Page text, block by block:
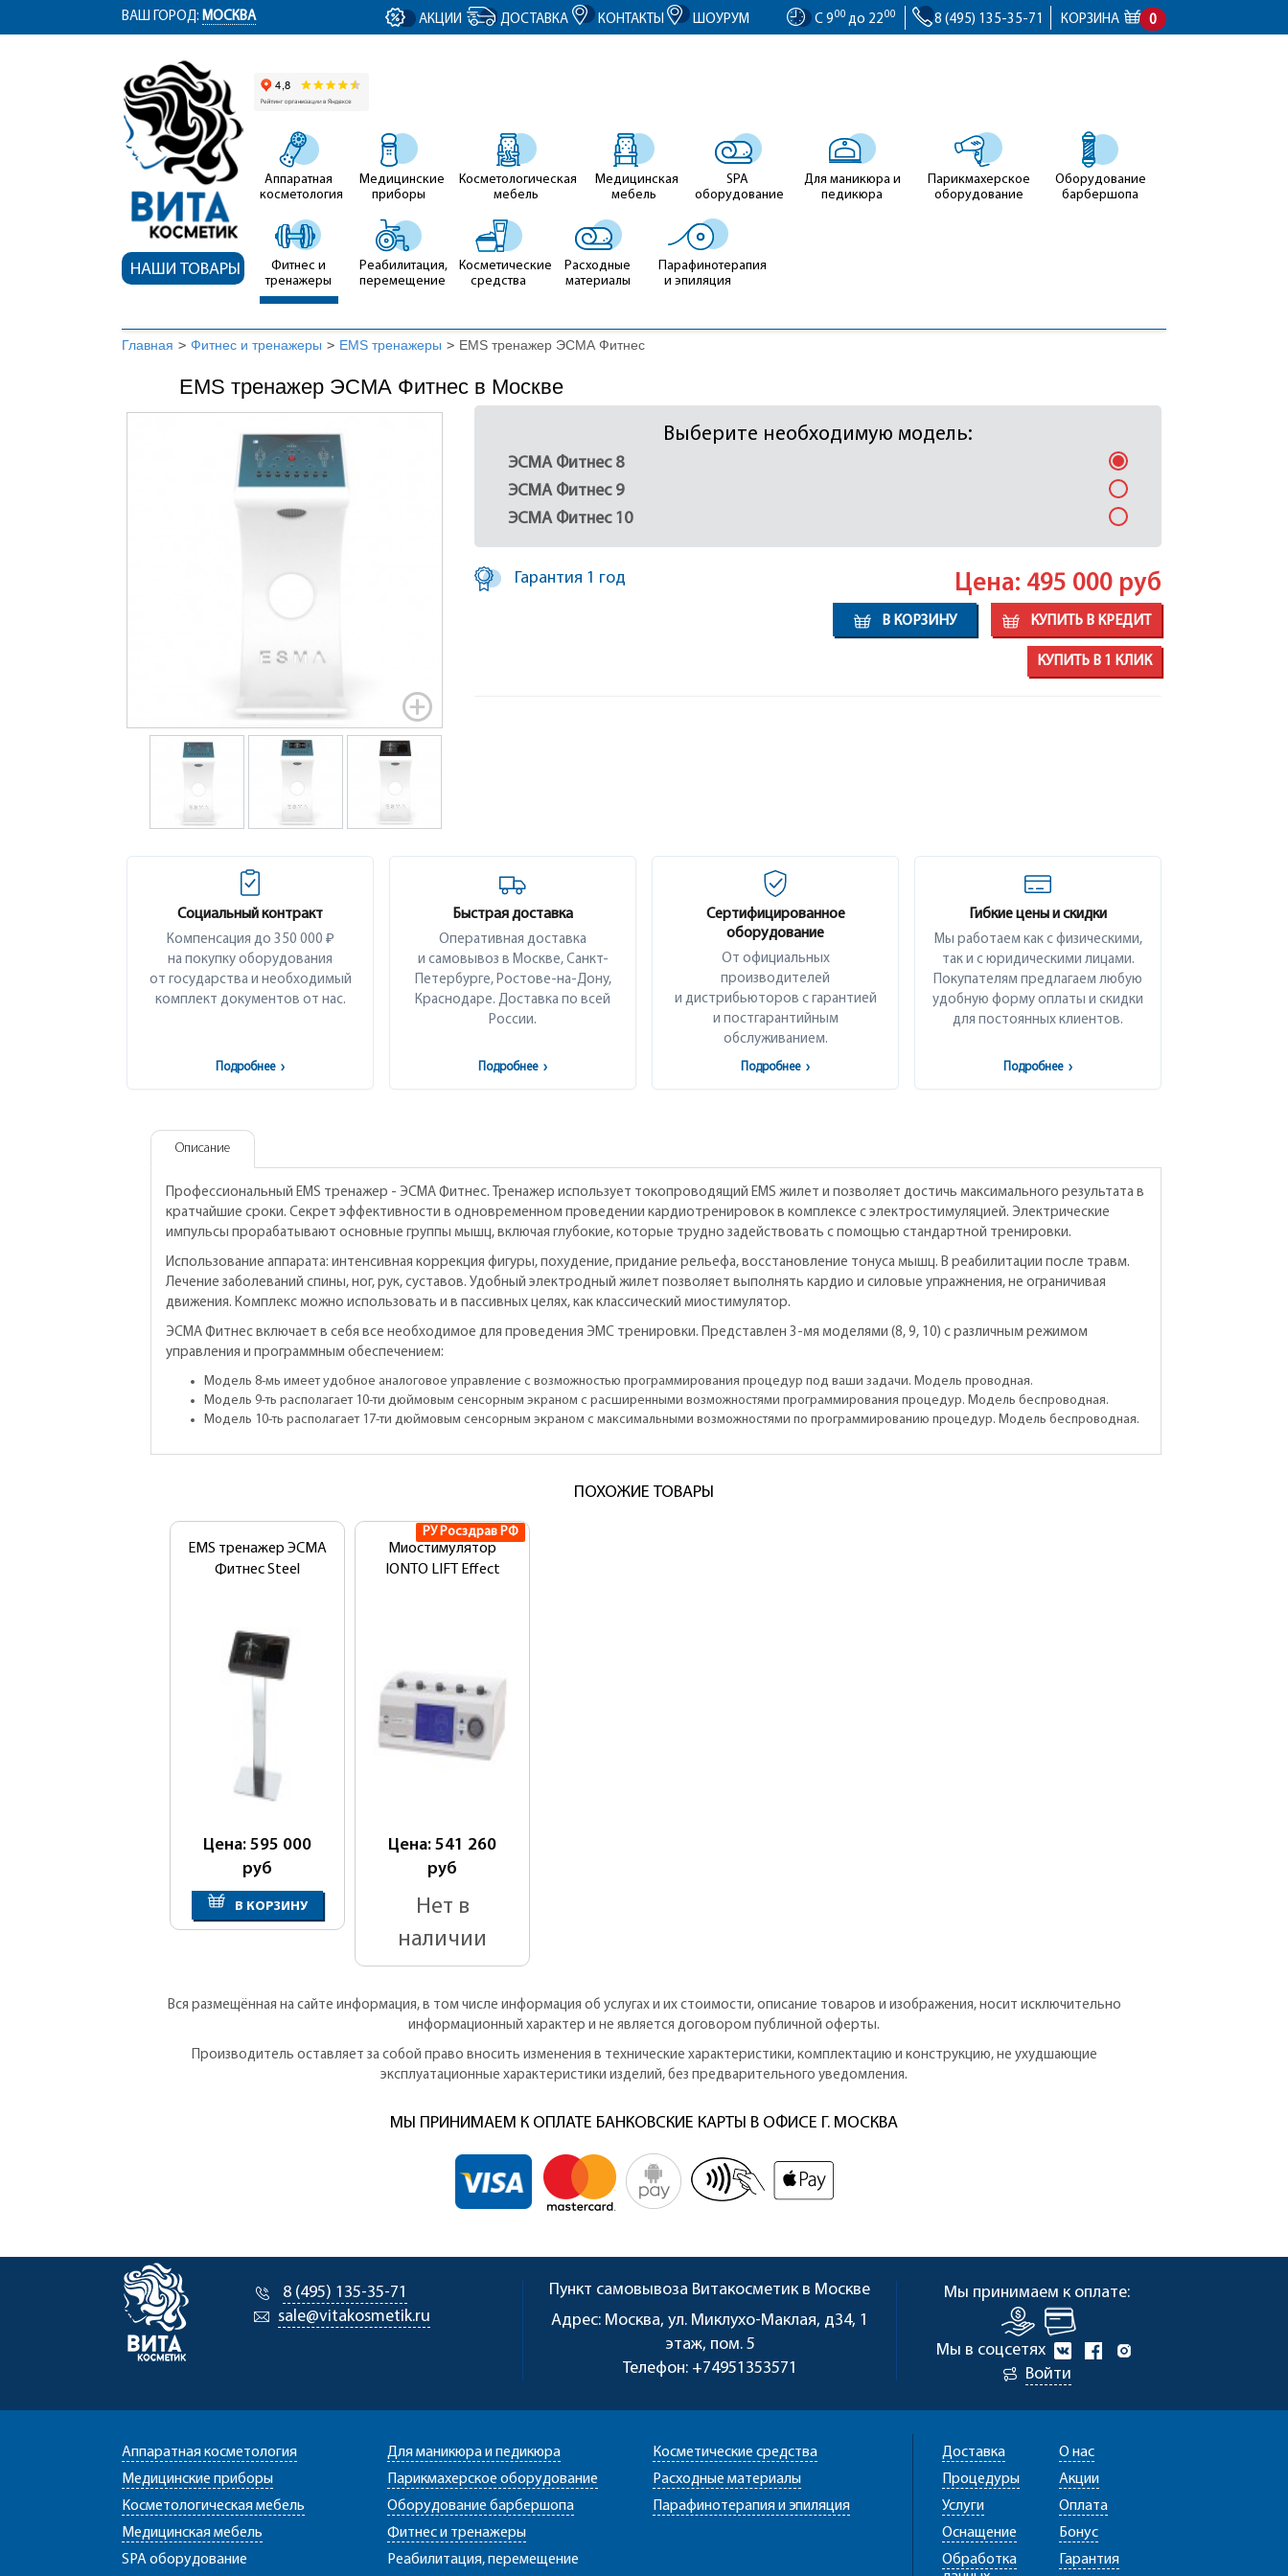
ym(12767704, 'getClientID', function(clientID) { document.getElementById('clientID').value = clientID; });
ВАШ ГОРОД: МОСКВА АКЦИИ ДОСТАВКА КОНТАКТЫ ШОУРУМ С 900 до 2200 8 (495) 135-35-71 КОРЗИНА 0
НАШИ ТОВАРЫ
Аппаратная
косметология
Медицинские
приборы
Косметологическая
мебель
Медицинская
мебель
SPA
оборудование
Для маникюра и
педикюра
Парикмахерское
оборудование
Оборудование
барбершопа
Фитнес и
тренажеры
Реабилитация,
перемещение
Косметические
средства
Расходные
материалы
Парафинотерапия
и эпиляция
Главная > Фитнес и тренажеры > EMS тренажеры > EMS тренажер ЭСМА Фитнес
EMS тренажер ЭСМА Фитнес в Москве
Выберите необходимую модель:
ЭСМА Фитнес 8
ЭСМА Фитнес 9
ЭСМА Фитнес 10
Гарантия 1 год Цена: 495 000 руб
В КОРЗИНУ КУПИТЬ В КРЕДИТ
КУПИТЬ В 1 КЛИК
Социальный контракт
Компенсация до 350 000 ₽
на покупку оборудования
от государства и необходимый
комплект документов от нас.
Подробнее ›
Быстрая доставка
Оперативная доставка
и самовывоз в Москве, Санкт-
Петербурге, Ростове-на-Дону,
Краснодаре. Доставка по всей
России.
Подробнее ›
Сертифицированное
оборудование
От официальных
производителей
и дистрибьюторов с гарантией
и постгарантийным
обслуживанием.
Подробнее ›
Гибкие цены и скидки
Мы работаем как с физическими,
так и с юридическими лицами.
Покупателям предлагаем любую
удобную форму оплаты и скидки
для постоянных клиентов.
Подробнее ›
Описание
Профессиональный EMS тренажер - ЭСМА Фитнес. Тренажер использует токопроводящий EMS жилет и позволяет достичь максимального результата в
кратчайшие сроки. Секрет эффективности в одновременном проведении кардиотренировок в комплексе с электростимуляцией. Электрические
импульсы прорабатывают основные группы мышц, включая глубокие, которые трудно задействовать с помощью стандартной тренировки.
Использование аппарата: интенсивная коррекция фигуры, похудение, придание рельефа, восстановление тонуса мышц. В реабилитации после травм.
Лечение заболеваний спины, ног, рук, суставов. Удобный электродный жилет позволяет выполнять кардио и силовые упражнения, не ограничивая
движения. Комплекс можно использовать и в пассивных целях, как классический миостимулятор.
ЭСМА Фитнес включает в себя все необходимое для проведения ЭМС тренировки. Представлен 3-мя моделями (8, 9, 10) с различным режимом
управления и программным обеспечением:
Модель 8-мь имеет удобное аналоговое управление с возможностью программирования процедур под ваши задачи. Модель проводная.
Модель 9-ть располагает 10-ти дюймовым сенсорным экраном с расширенными возможностями программирования процедур. Модель беспроводная.
Модель 10-ть располагает 17-ти дюймовым сенсорным экраном с максимальными возможностями по программированию процедур. Модель беспроводная.
ПОХОЖИЕ ТОВАРЫ
EMS тренажер ЭСМА
Фитнес Steel
Цена: 595 000
руб
В КОРЗИНУ
РУ Росздрав РФ
Миостимулятор
IONTO LIFT Effect
Цена: 541 260
руб
Нет в
наличии
Вся размещённая на сайте информация, в том числе информация об услугах и их стоимости, описание товаров и изображения, носит исключительно
информационный характер и не является договором публичной оферты.
Производитель оставляет за собой право вносить изменения в технические характеристики, комплектацию и конструкцию, не ухудшающие
эксплуатационные характеристики изделий, без предварительного уведомления.
МЫ ПРИНИМАЕМ К ОПЛАТЕ БАНКОВСКИЕ КАРТЫ В ОФИСЕ Г. МОСКВА
8 (495) 135-35-71
sale@vitakosmetik.ru
Пункт самовывоза Витакосметик в Москве
Адрес: Москва, ул. Миклухо-Маклая, д34, 1
этаж, пом. 5
Телефон: +74951353571
Мы принимаем к оплате:
Мы в соцсетях
Войти
Аппаратная косметология
Медицинские приборы
Косметологическая мебель
Медицинская мебель
SPA оборудование
Для маникюра и педикюра
Парикмахерское оборудование
Оборудование барбершопа
Фитнес и тренажеры
Реабилитация, перемещение
Косметические средства
Расходные материалы
Парафинотерапия и эпиляция
Доставка
Процедуры
Услуги
Оснащение
Обработка
О нас
Акции
Оплата
Бонус
Гарантия